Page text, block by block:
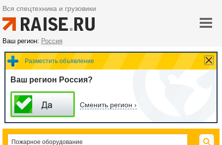
Вся спецтехника и грузовики
Ваш регион: Россия
Разместить объявление
Ваш регион Россия?
Сменить регион ›